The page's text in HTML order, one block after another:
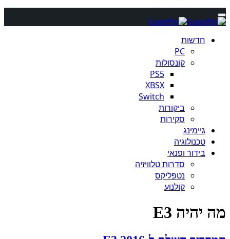
חדשות
PC
קונסולות
PS5
XBSX
Switch
ביקורות
סקירות
גיימינג
טכנולוגיה
בידור ופנאי
סדרות טלוויזיה
נטפליקס
קולנוע
מה יהיה E3